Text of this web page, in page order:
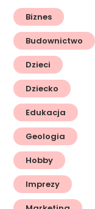
Biznes
Budownictwo
Dzieci
Dziecko
Edukacja
Geologia
Hobby
Imprezy